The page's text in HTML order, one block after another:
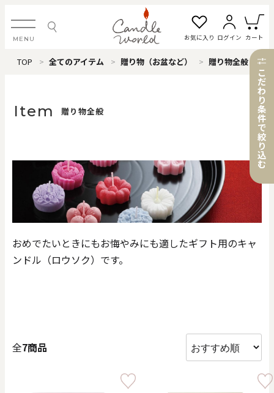
MENU お気に入り ログイン カート
ログイン・新規会員登録
すべてのアイテム
カテゴリから探す
#タグから探す
TOP 全てのアイテム 贈り物（お盆など） 贈り物全般
Item 贈り物全般
おめでたいときにもお悔やみにも適したギフト用のキャ
ンドル（ロウソク）です。
全7商品
こ
だ
わ
り
条
件
で
絞
り
込
む